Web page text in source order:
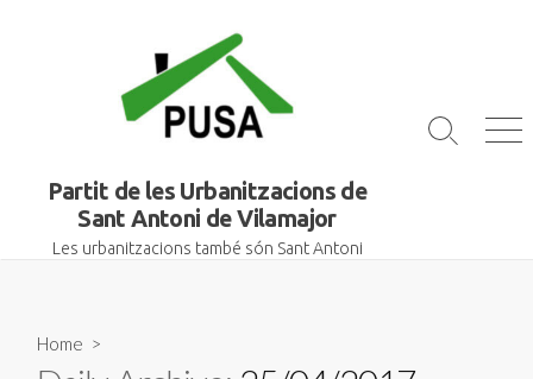
Partit de les Urbanitzacions de
Sant Antoni de Vilamajor
Les urbanitzacions també són Sant Antoni
Search
Home >